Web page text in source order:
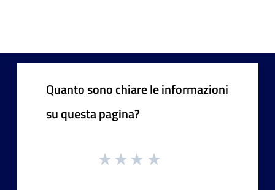
Quanto sono chiare le informazioni
su questa pagina?